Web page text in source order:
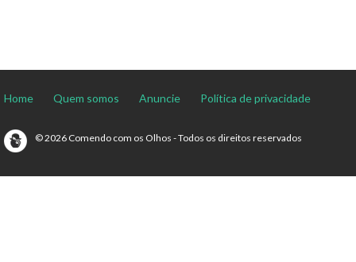
Home Quem somos Anuncie Política de privacidade
© 2026 Comendo com os Olhos - Todos os direitos reservados